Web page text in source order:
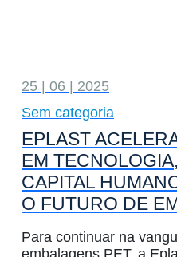
25 | 06 | 2025
Sem categoria
EPLAST
EM
CAPITAL
O FUTURO DE
Para continuar na
embalagens PET, a